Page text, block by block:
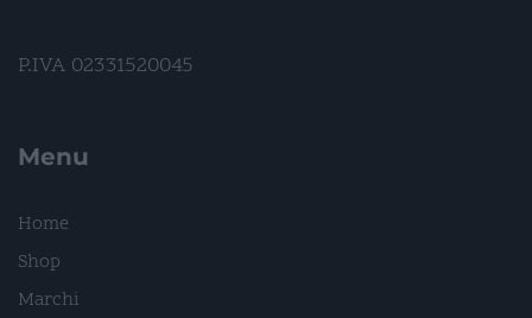
P.IVA 02331520045
Menu
Home
Shop
Marchi